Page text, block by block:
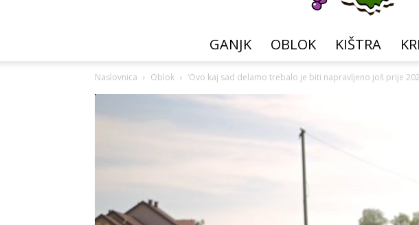
GANJK OBLOK KIŠTRA
Naslovnica Oblok ‘Ovo kaj sad delamo trebalo je biti napravljeno još prije